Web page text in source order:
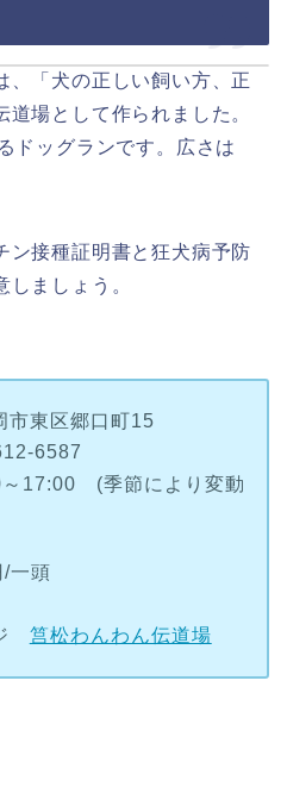
、「犬の正しい飼い方、正
場として作られました。
ドッグランです。広さは
ン接種証明書と狂犬病予防
ましょう。
東区郷口町15
6587
17:00 (季節により変動
一頭
筥松わんわん伝道場